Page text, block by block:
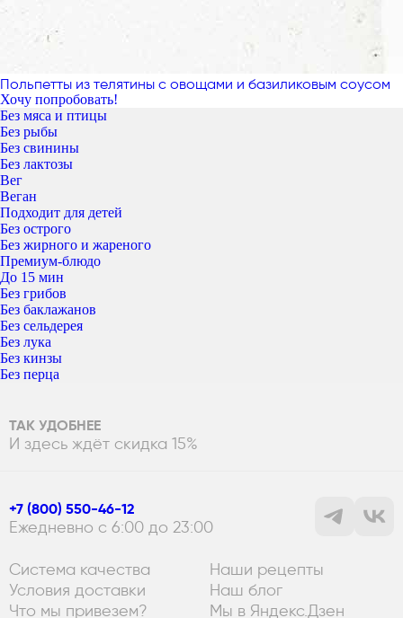
Польпетты из телятины с овощами и базиликовым соусом
Хочу попробовать!
Без мяса и птицы
Без рыбы
Без свинины
Без лактозы
Вег
Веган
Подходит для детей
Без острого
Без жирного и жареного
Премиум-блюдо
До 15 мин
Без грибов
Без баклажанов
Без сельдерея
Без лука
Без кинзы
Без перца
ТАК УДОБНЕЕ
И здесь ждёт скидка 15%
+7 (800) 550-46-12
Ежедневно с 6:00 до 23:00
Система качества
Условия доставки
Что мы привезем?
Наши рецепты
Наш блог
Мы в Яндекс.Дзен